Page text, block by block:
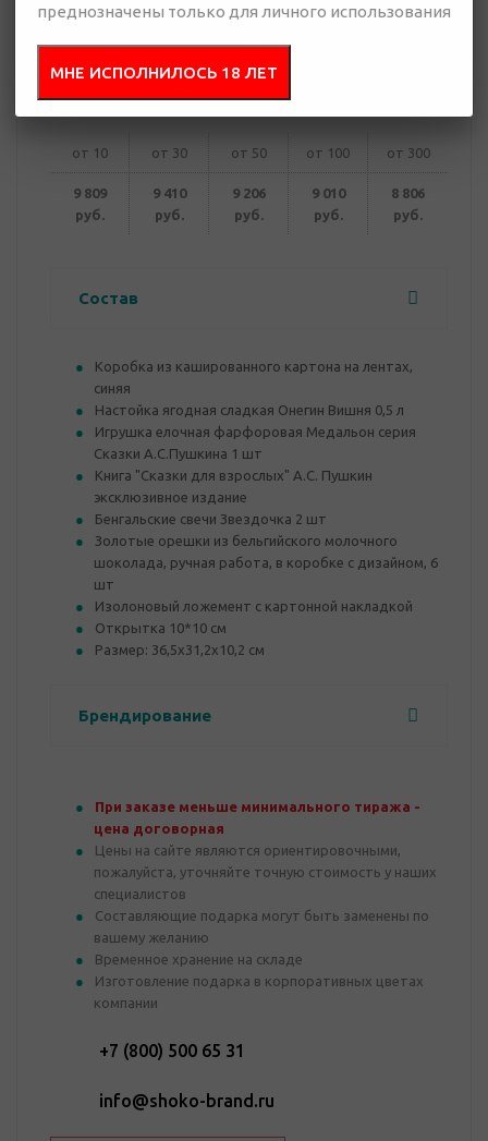
презентацию
от 10 от 30 от 50 от 100 от 300
9 809
руб.
9 410
руб.
9 206
руб.
9 010
руб.
8 806
руб.
Состав
Коробка из кашированного картона на лентах,
синяя
Настойка ягодная сладкая Онегин Вишня 0,5 л
Игрушка елочная фарфоровая Медальон серия
Сказки А.С.Пушкина 1 шт
Книга "Сказки для взрослых" А.С. Пушкин
эксклюзивное издание
Бенгальские свечи Звездочка 2 шт
Золотые орешки из бельгийского молочного
шоколада, ручная работа, в коробке с дизайном, 6
шт
Изолоновый ложемент с картонной накладкой
Открытка 10*10 см
Размер: 36,5x31,2x10,2 см
Брендирование
При заказе меньше минимального тиража -
цена договорная
Цены на сайте являются ориентировочными,
пожалуйста, уточняйте точную стоимость у наших
специалистов
Составляющие подарка могут быть заменены по
вашему желанию
Временное хранение на складе
Изготовление подарка в корпоративных цветах
компании
+7 (800) 500 65 31
info@shoko-brand.ru
преднозначены только для личного использования
МНЕ ИСПОЛНИЛОСЬ 18 ЛЕТ